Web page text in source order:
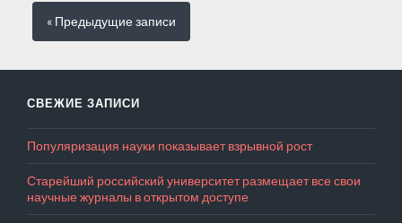
« Предыдущиезаписи
СВЕЖИЕ ЗАПИСИ
Популяризация науки показывает взрывной рост
Старейший российский университет размещает все свои
научные журналы в открытом доступе